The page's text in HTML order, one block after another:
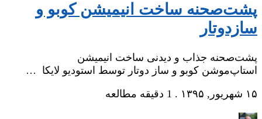
پشت‌صحنه ساخت انیمیشن کوبو و
سازدوتار
پشت‌صحنه جذاب و دیدنی ساخت انیمیشن
استاپ‌موشن کوبو و ساز دوتار توسط استودیو لایکا …
۱۵ شهریور, ۱۳۹۵
. 1 دقیقه مطالعه